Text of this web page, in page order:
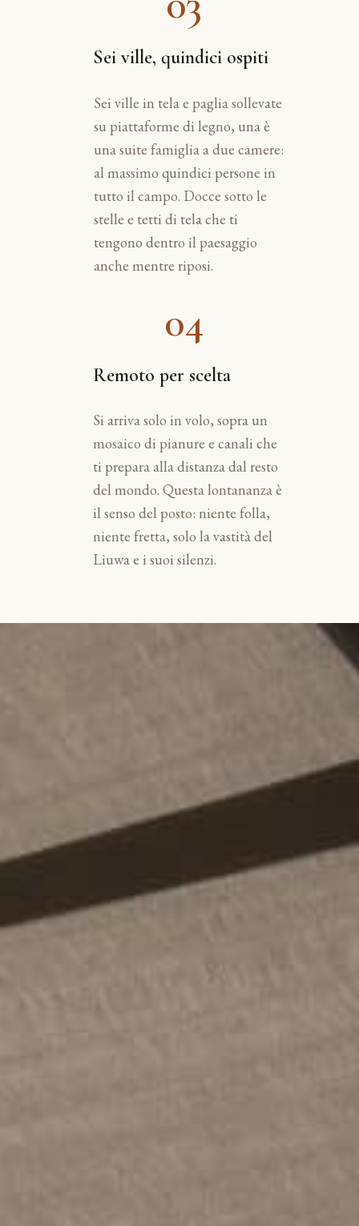
Sei ville, quindici ospiti
Sei ville in tela e paglia sollevate
su piattaforme di legno, una è
una suite famiglia a due camere:
al massimo quindici persone in
tutto il campo. Docce sotto le
stelle e tetti di tela che ti
tengono dentro il paesaggio
anche mentre riposi.
04
Remoto per scelta
Si arriva solo in volo, sopra un
mosaico di pianure e canali che
ti prepara alla distanza dal resto
del mondo. Questa lontananza è
il senso del posto: niente folla,
niente fretta, solo la vastità del
Liuwa e i suoi silenzi.